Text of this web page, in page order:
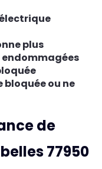
plus
ou ne
de
77950